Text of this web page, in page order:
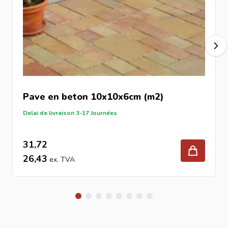
pente d’environ 2 cm par mètre.
Excavation :Creuser selon la charge prévue.
Bordures :Installer des bordures de stabilisation.
Fondation :
Couche de fondation compacte et stable.
Couche de pose : 4–5 cm de sable de pavage.
Pose :Alignement précis des pavés selon le motif choisi.
Compactage :Plaque vibrante avec protection adaptée.
Pourquoi choisir Intergard ?
Intergard propose des matériaux de qualité
professionnelle avec un excellent rapport qualité-prix.
Nos pavés en béton sont adaptés aux projets privés et
Pave en beton 10x10x6cm (m2)
Delai de livraison 3-17 Journées
31,72
26,43